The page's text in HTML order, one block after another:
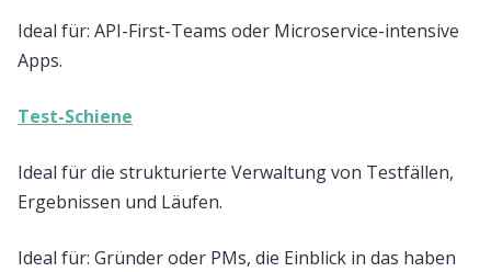
Ideal für: API-First-Teams oder Microservice-intensive
Apps.
Test-Schiene
Ideal für die strukturierte Verwaltung von Testfällen,
Ergebnissen und Läufen.
Ideal für: Gründer oder PMs, die Einblick in das haben